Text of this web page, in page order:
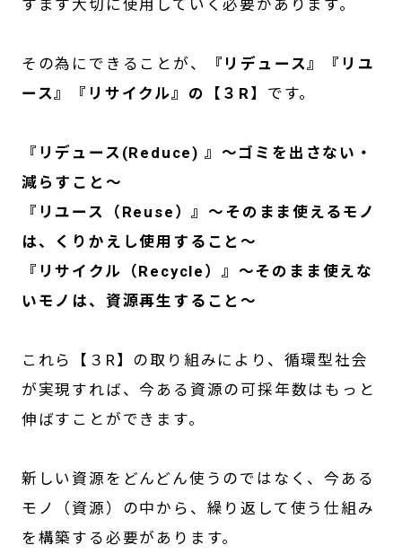
すます大切に使用していく必要があります。
その為にできることが、
『リデュース』『リユ
ース』『リサイクル』の【３R】 です。
『リデュース(Reduce) 』～ゴミを出さない・
減らすこと～
『リユース（Reuse）』～そのまま使えるモノ
は、くりかえし使用すること～
『リサイクル（Recycle）』～そのまま使えな
いモノは、資源再生すること～
これら【３R】の取り組みにより、循環型社会
が実現すれば、今ある資源の可採年数はもっと
伸ばすことができます。
新しい資源をどんどん使うのではなく、今ある
モノ（資源）の中から、繰り返して使う仕組み
を構築する必要があります。